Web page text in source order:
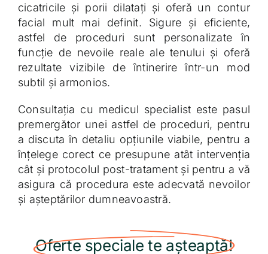
cicatricile și porii dilatați și oferă un contur
facial mult mai definit. Sigure și eficiente,
astfel de proceduri sunt personalizate în
funcție de nevoile reale ale tenului și oferă
rezultate vizibile de întinerire într-un mod
subtil și armonios.
Consultația cu medicul specialist este pasul
premergător unei astfel de proceduri, pentru
a discuta în detaliu opțiunile viabile, pentru a
înțelege corect ce presupune atât intervenția
cât și protocolul post-tratament și pentru a vă
asigura că procedura este adecvată nevoilor
și așteptărilor dumneavoastră.
Oferte speciale te așteaptă!